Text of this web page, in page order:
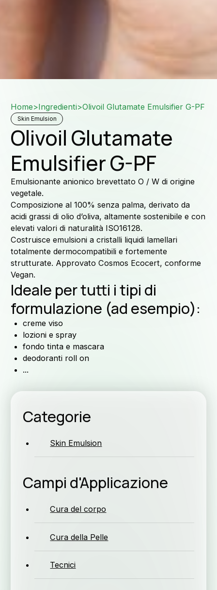
Home>Ingredienti>Olivoil Glutamate Emulsifier G-PF
Skin Emulsion
Olivoil Glutamate
Emulsifier G-PF
Emulsionante anionico brevettato O / W di origine
vegetale.
Composizione al 100% senza palma, derivato da
acidi grassi di olio d’oliva, altamente sostenibile e con
elevati valori di naturalità ISO16128.
Costruisce emulsioni a cristalli liquidi lamellari
totalmente dermocompatibili e fortemente
strutturate. Approvato Cosmos Ecocert, conforme
Vegan.
Ideale per tutti i tipi di
formulazione (ad esempio):
creme viso
lozioni e spray
fondo tinta e mascara
deodoranti roll on
...
Categorie
Skin Emulsion
Campi d'Applicazione
Cura del corpo
Cura della Pelle
Tecnici